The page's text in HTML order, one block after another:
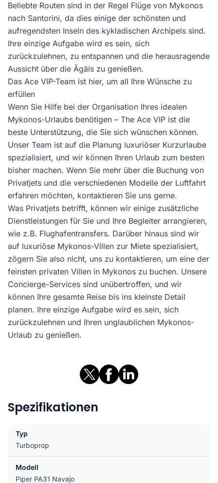
Beliebte Routen sind in der Regel Flüge von Mykonos
nach Santorini, da dies einige der schönsten und
aufregendsten Inseln des kykladischen Archipels sind.
Ihre einzige Aufgabe wird es sein, sich
zurückzulehnen, zu entspannen und die herausragende
Aussicht über die Ägäis zu genießen.
Das Ace VIP-Team ist hier, um all Ihre Wünsche zu
erfüllen
Wenn Sie Hilfe bei der Organisation Ihres idealen
Mykonos-Urlaubs benötigen – The Ace VIP ist die
beste Unterstützung, die Sie sich wünschen können.
Unser Team ist auf die Planung luxuriöser Kurzurlaube
spezialisiert, und wir können Ihren Urlaub zum besten
bisher machen. Wenn Sie mehr über die Buchung von
Privatjets und die verschiedenen Modelle der Luftfahrt
erfahren möchten, kontaktieren Sie uns gerne.
Was Privatjets betrifft, können wir einige zusätzliche
Dienstleistungen für Sie und Ihre Begleiter arrangieren,
wie z.B. Flughafentransfers. Darüber hinaus sind wir
auf luxuriöse Mykonos-Villen zur Miete spezialisiert,
zögern Sie also nicht, uns zu kontaktieren, um eine der
feinsten privaten Villen in Mykonos zu buchen. Unsere
Concierge-Services sind unübertroffen, und wir
können Ihre gesamte Reise bis ins kleinste Detail
planen. Ihre einzige Aufgabe wird es sein, sich
zurückzulehnen und Ihren unglaublichen Mykonos-
Urlaub zu genießen.
Spezifikationen
Typ
Turboprop
Modell
Piper PA31 Navajo